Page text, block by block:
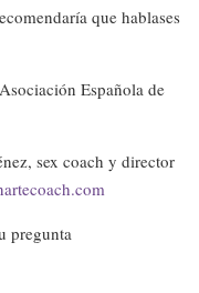
que hablases
Española de
sex coach y director
pregunta